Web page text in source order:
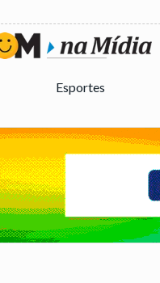
Esportes